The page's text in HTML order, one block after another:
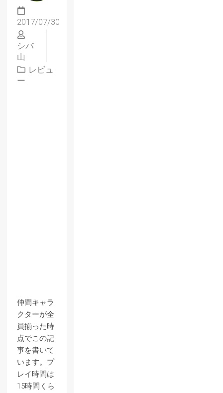
2017/07/30
シバ
山
レビュ
ー
仲間キャラ
クターが全
員揃った時
点でこの記
事を書いて
います。プ
レイ時間は
15時間くら